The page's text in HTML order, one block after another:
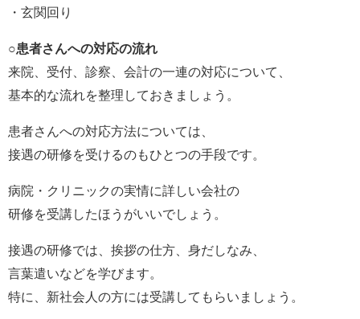
・玄関回り
○患者さんへの対応の流れ
来院、受付、診察、会計の一連の対応について、
基本的な流れを整理しておきましょう。
患者さんへの対応方法については、
接遇の研修を受けるのもひとつの手段です。
病院・クリニックの実情に詳しい会社の
研修を受講したほうがいいでしょう。
接遇の研修では、挨拶の仕方、身だしなみ、
言葉遣いなどを学びます。
特に、新社会人の方には受講してもらいましょう。